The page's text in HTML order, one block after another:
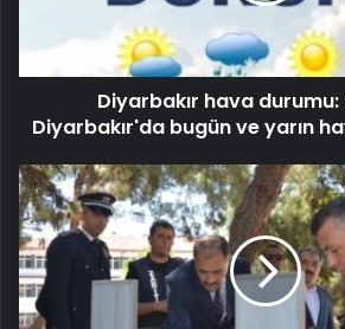
Diyarbakır hava durumu:
Diyarbakır'da bugün ve yarın